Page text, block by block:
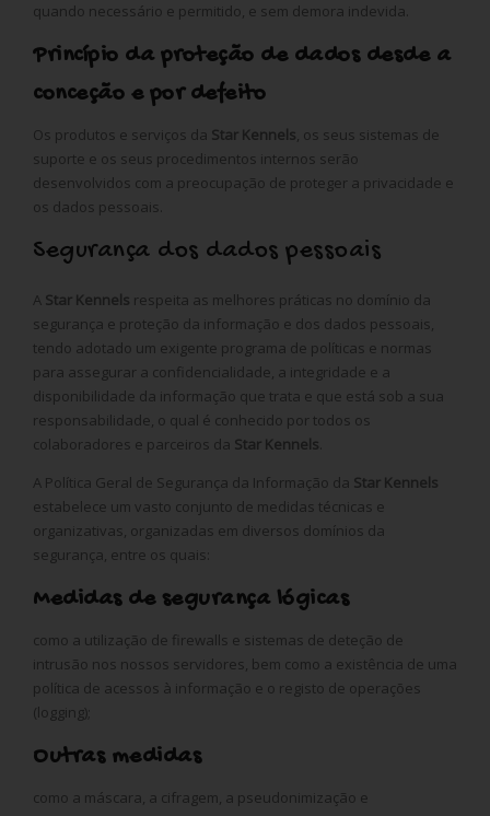
quando necessário e permitido, e sem demora indevida.
Princípio da proteção de dados desde a
conceção e por defeito
Os produtos e serviços da Star Kennels, os seus sistemas de
suporte e os seus procedimentos internos serão
desenvolvidos com a preocupação de proteger a privacidade e
os dados pessoais.
Segurança dos dados pessoais
A Star Kennels respeita as melhores práticas no domínio da
segurança e proteção da informação e dos dados pessoais,
tendo adotado um exigente programa de políticas e normas
para assegurar a confidencialidade, a integridade e a
disponibilidade da informação que trata e que está sob a sua
responsabilidade, o qual é conhecido por todos os
colaboradores e parceiros da Star Kennels
A Política Geral de Segurança da Informação da Star Kennels
estabelece um vasto conjunto de medidas técnicas e
organizativas, organizadas em diversos domínios da
segurança, entre os quais:
Medidas de segurança lógicas
como a utilização de firewalls e sistemas de deteção de
intrusão nos nossos servidores, bem como a existência de uma
política de acessos à informação e o registo de operações
(logging);
Outras medidas
como a máscara, a cifragem, a pseudonimização e